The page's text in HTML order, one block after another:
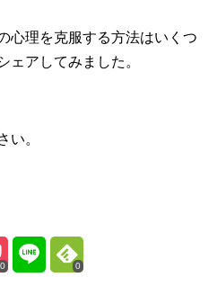
心理を克服する方法はいくつ
ェアしてみました。
い。
0 0